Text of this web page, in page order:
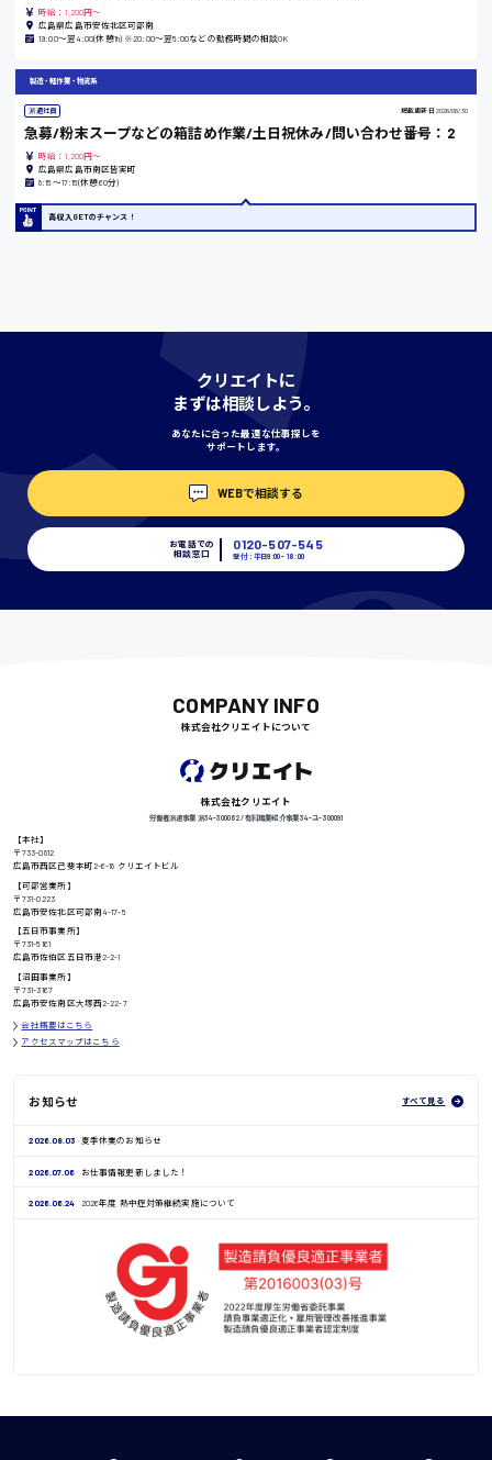
島根県
香川県
愛知県
高知県
鳥取県
時給1100円〜
時給1400円〜
日給8000円〜
時給：1,200円～
広島県広島市安佐北区可部南
19:00〜翌4:00(休憩1h) ※20:00〜翌5:00などの勤務時間の相談OK
製造・軽作業・物流系
派遣社員 掲載更新日 2026/06/30
急募/粉末スープなどの箱詰め作業/土日祝休み/問い合わせ番号：2
時給：1,200円～
広島県広島市南区皆実町
8:15〜17:15(休憩60分)
高収入GETのチャンス！
クリエイトに
まずは相談しよう。
あなたに合った最適な仕事探しを
サポートします。
WEBで相談する
お電話での
相談窓口
0120-507-545
受付：平日9:00 - 18:00
COMPANY INFO
株式会社クリエイトについて
株式会社クリエイト
労働者派遣事業 派34-300062 / 有料職業紹介事業 34-ユ-300091
【本社】
〒733-0812
広島市西区己斐本町2-6-18 クリエイトビル
【可部営業所】
〒731-0223
広島市安佐北区可部南4-17-5
【五日市事業所】
〒731-5161
広島市佐伯区五日市港2-2-1
【沼田事業所】
〒731-3167
広島市安佐南区大塚西2-22-7
会社概要はこちら
アクセスマップはこちら
お知らせ すべて見る
2026.08.03 夏季休業のお知らせ
2026.07.06 お仕事情報更新しました！
2026.06.24 2026年度 熱中症対策継続実施について